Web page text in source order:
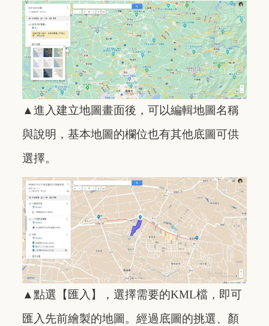
▲進入建立地圖畫面後，可以編輯地圖名稱
與說明，基本地圖的欄位也有其他底圖可供
選擇。
▲點選【匯入】，選擇需要的KML檔，即可
匯入先前繪製的地圖。經過底圖的挑選、顏